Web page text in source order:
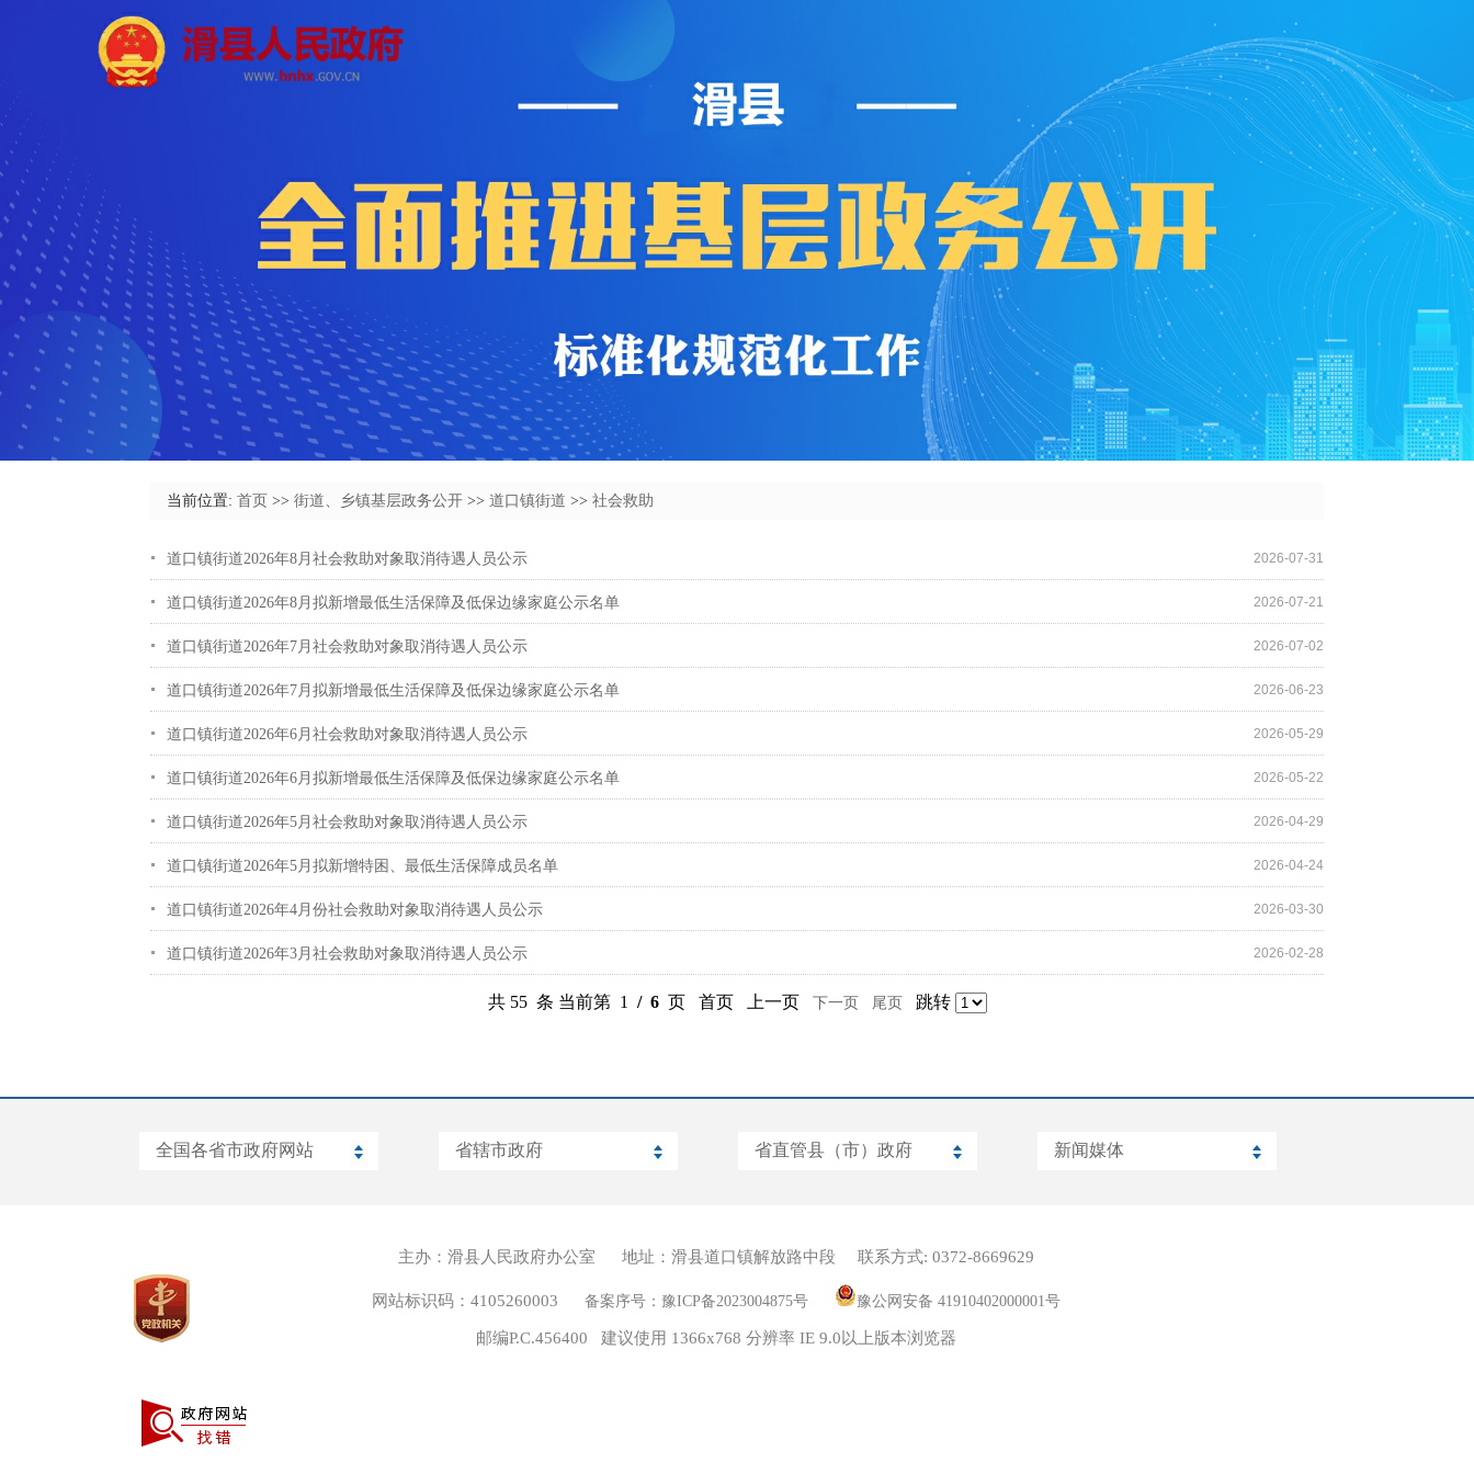
当前位置: 首页 >> 街道、乡镇基层政务公开 >> 道口镇街道 >> 社会救助
2026-07-31
道口镇街道2026年8月社会救助对象取消待遇人员公示
2026-07-21
道口镇街道2026年8月拟新增最低生活保障及低保边缘家庭公示名单
2026-07-02
道口镇街道2026年7月社会救助对象取消待遇人员公示
2026-06-23
道口镇街道2026年7月拟新增最低生活保障及低保边缘家庭公示名单
2026-05-29
道口镇街道2026年6月社会救助对象取消待遇人员公示
2026-05-22
道口镇街道2026年6月拟新增最低生活保障及低保边缘家庭公示名单
2026-04-29
道口镇街道2026年5月社会救助对象取消待遇人员公示
2026-04-24
道口镇街道2026年5月拟新增特困、最低生活保障成员名单
2026-03-30
道口镇街道2026年4月份社会救助对象取消待遇人员公示
2026-02-28
道口镇街道2026年3月社会救助对象取消待遇人员公示
共 55 条 当前第 1 / 6 页 首页 上一页 下一页 尾页 跳转
主办：滑县人民政府办公室 地址：滑县道口镇解放路中段 联系方式: 0372-8669629
网站标识码：4105260003 备案序号：豫ICP备2023004875号 豫公网安备 41910402000001号
邮编P.C.456400 建议使用 1366x768 分辨率 IE 9.0以上版本浏览器